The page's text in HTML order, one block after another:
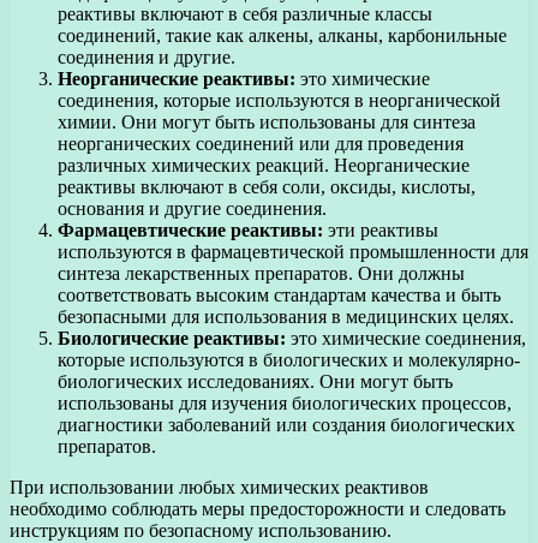
реактивы включают в себя различные классы
соединений, такие как алкены, алканы, карбонильные
соединения и другие.
Неорганические реактивы: это химические
соединения, которые используются в неорганической
химии. Они могут быть использованы для синтеза
неорганических соединений или для проведения
различных химических реакций. Неорганические
реактивы включают в себя соли, оксиды, кислоты,
основания и другие соединения.
Фармацевтические реактивы: эти реактивы
используются в фармацевтической промышленности для
синтеза лекарственных препаратов. Они должны
соответствовать высоким стандартам качества и быть
безопасными для использования в медицинских целях.
Биологические реактивы: это химические соединения,
которые используются в биологических и молекулярно-
биологических исследованиях. Они могут быть
использованы для изучения биологических процессов,
диагностики заболеваний или создания биологических
препаратов.
При использовании любых химических реактивов
необходимо соблюдать меры предосторожности и следовать
инструкциям по безопасному использованию.